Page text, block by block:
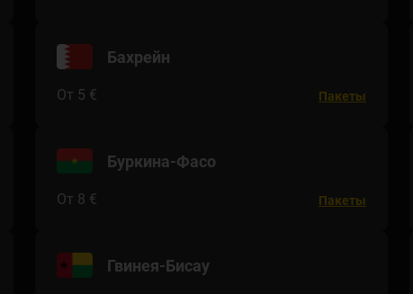
Бахрейн
От 5 € Пакеты
Буркина-Фасо
От 8 € Пакеты
Гвинея-Бисау